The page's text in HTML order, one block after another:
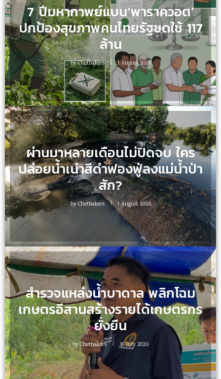
7 ปีมหากาพย์แบน‘พาราควอต’
ปกป้องสุขภาพคนไทยรัฐชดใช้ 117
ล้าน
byChetbakers 1 August 2026
ผ่านมาหลายเดือนไม่ปิดจบ ใคร
ปล่อยน้ำเน่าสีดำฟองฟู่ลงแม่น้ำป่า
สัก?
byChetbakers 1 August 2026
สำรวจแหล่งน้ำบาดาล พลิกโฉม
เกษตรอีสานสร้างรายได้เกษตรกร
ยั่งยืน
byChetbakers 30 July 2026